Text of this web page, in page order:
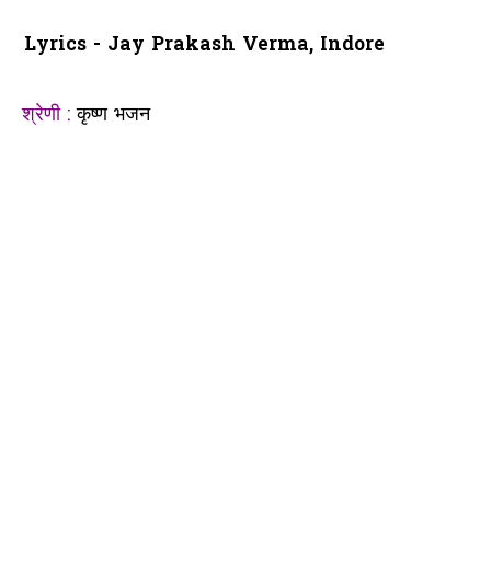
Lyrics - Jay Prakash Verma, Indore
श्रेणी :कृष्ण भजन